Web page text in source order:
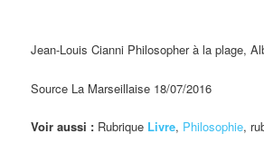
Jean-Louis Cianni Philosopher à la plage,
Source La Marseillaise 18/07/2016
Voir aussi : Rubrique Livre, Philosophie,